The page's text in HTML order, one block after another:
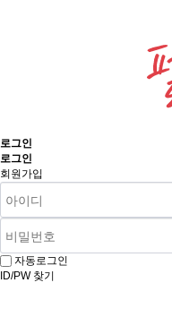
로그인
로그인
회원가입
자동로그인
ID/PW 찾기